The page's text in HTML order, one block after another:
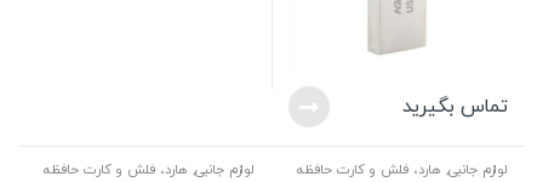
تماس بگیرید
لوازم جانبی, هارد، فلش و کارت حافظه
لوازم جانبی, هارد، فلش و کارت حافظه